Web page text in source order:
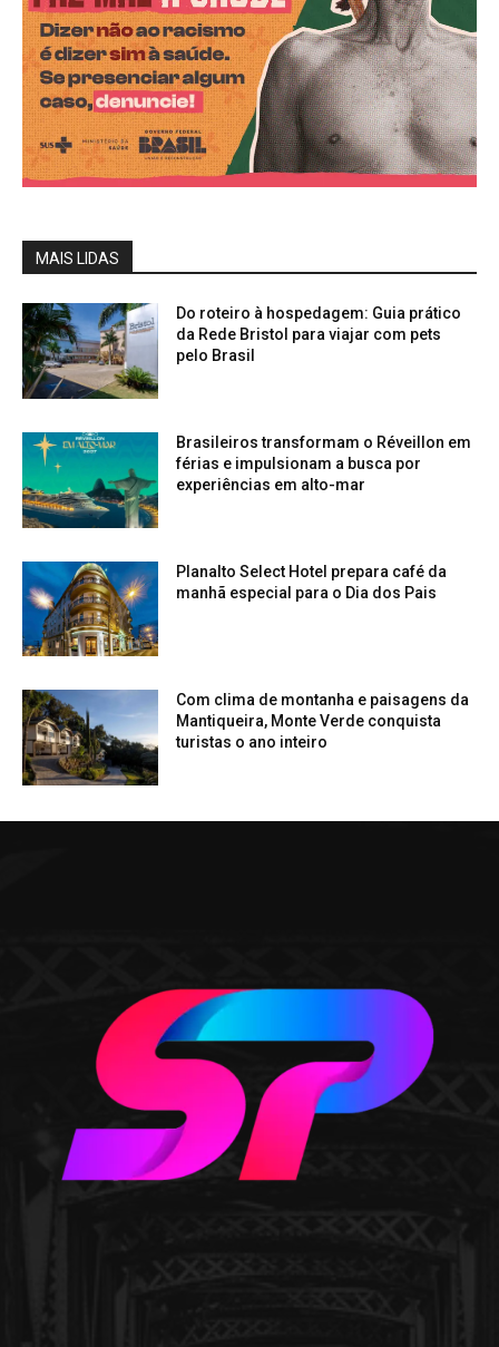
MAIS LIDAS
Do roteiro à hospedagem: Guia prático
da Rede Bristol para viajar com pets
pelo Brasil
Brasileiros transformam o Réveillon em
férias e impulsionam a busca por
experiências em alto-mar
Planalto Select Hotel prepara café da
manhã especial para o Dia dos Pais
Com clima de montanha e paisagens da
Mantiqueira, Monte Verde conquista
turistas o ano inteiro